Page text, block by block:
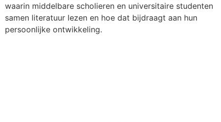
waarin middelbare scholieren en universitaire studenten
samen literatuur lezen en hoe dat bijdraagt aan hun
persoonlijke ontwikkeling.